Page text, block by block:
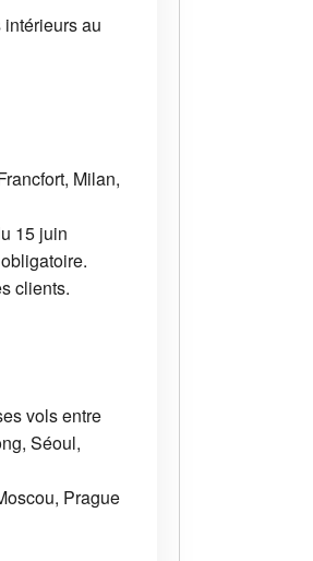
au
Milan,
15 juin
clients.
vols entre
Séoul,
Prague